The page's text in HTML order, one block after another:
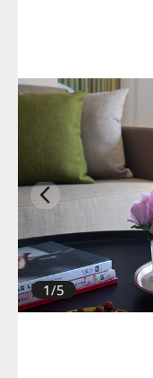
1/5
קודם